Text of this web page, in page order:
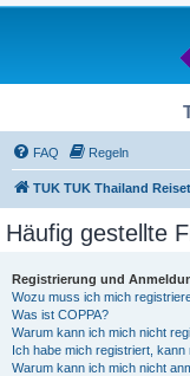
FAQ Regeln
TUK TUK Thailand
Häufig gestellte
Registrierung und
Wozu muss ich mich
Was ist COPPA?
Warum kann ich mich nicht
Ich habe mich registriert, kann
Warum kann ich mich nicht